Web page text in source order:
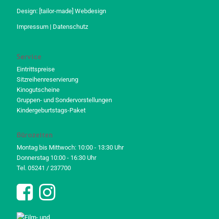
Design: [tailor-made] Webdesign
Impressum| Datenschutz
Service
Eintrittspreise
Sitzreihenreservierung
Kinogutscheine
Gruppen- und Sondervorstellungen
Kindergeburtstags-Paket
Bürozeiten
Montag bis Mittwoch: 10:00 - 13:30 Uhr
Donnerstag 10:00 - 16:30 Uhr
Tel. 05241 / 237700